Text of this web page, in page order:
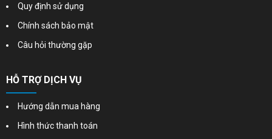
Quy định sử dụng
Chính sách bảo mật
Câu hỏi thường gặp
HỖ TRỢ DỊCH VỤ
Hướng dẫn mua hàng
Hình thức thanh toán